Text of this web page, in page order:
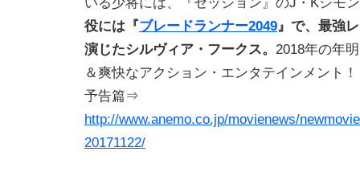
役には『ブレードランナー2049』で、最強
演じたシルヴィア・フークス。 2018年の年
＆爽快なアクション・エンタテインメント！
予告篇⇒
http://www.anemo.co.jp/movienews/
20171122/